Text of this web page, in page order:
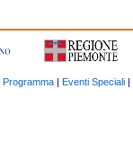
Programma | Eventi Speciali|